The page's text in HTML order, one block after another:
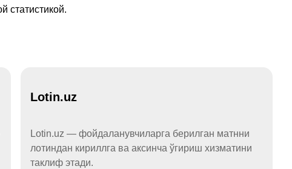
статистикой.
Lotin.uz
Lotin.uz — фойдаланувчиларга берилган матнни
лотиндан кириллга ва аксинча ўгириш хизматини
таклиф этади.